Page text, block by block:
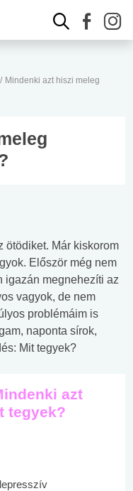
/ Mindenki azt hiszi meleg
ötödiket. Már kiskorom
Először még nem
igazán megnehezíti az
vagyok, de nem
problémáim is
naponta sírok,
Mit tegyek?
azt
tegyek?